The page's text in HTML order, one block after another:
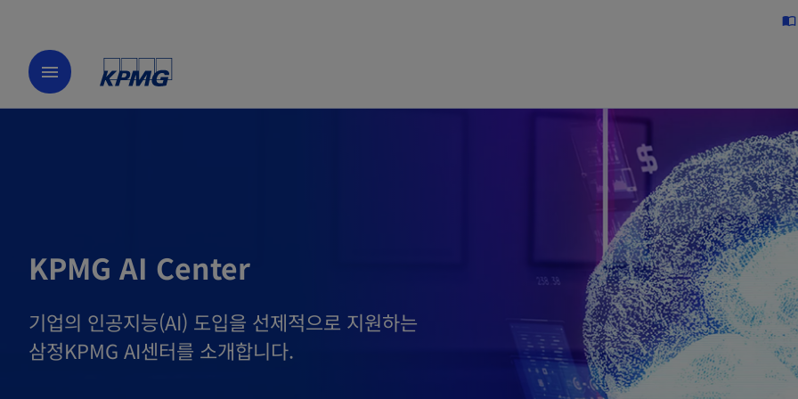
import_contacts
menu
KPMG AI Center
기업의 인공지능(AI) 도입을 선제적으로 지원하는
삼정KPMG AI센터를 소개합니다.